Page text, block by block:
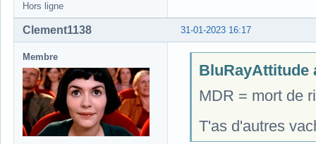
Hors ligne
31-01-2023 16:17
Clement1138
Membre
BluRayAttitude
MDR = mort de
T'as d'autres